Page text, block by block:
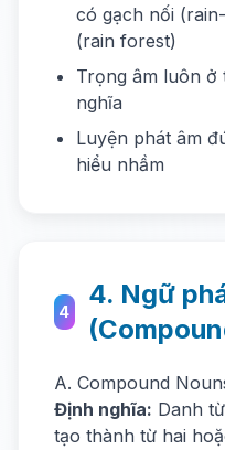
có gạch nối
(rain forest)
Trọng âm luôn ở
nghĩa
Luyện phát âm
hiểu nhầm
4
4. Ngữ
A. Compound
Định nghĩa: Danh
tạo thành từ hai